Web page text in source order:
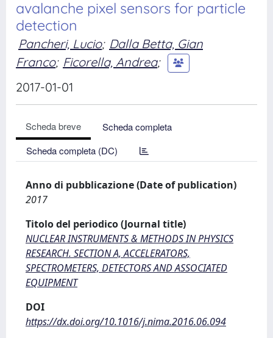
avalanche pixel sensors for particle
detection
Pancheri, Lucio; Dalla Betta, Gian
Franco; Ficorella, Andrea;
2017-01-01
Scheda breve
Scheda completa
Scheda completa (DC)
Anno di pubblicazione (Date of publication)
2017
Titolo del periodico (Journal title)
NUCLEAR INSTRUMENTS & METHODS IN PHYSICS
RESEARCH. SECTION A, ACCELERATORS,
SPECTROMETERS, DETECTORS AND ASSOCIATED
EQUIPMENT
DOI
https://dx.doi.org/10.1016/j.nima.2016.06.094